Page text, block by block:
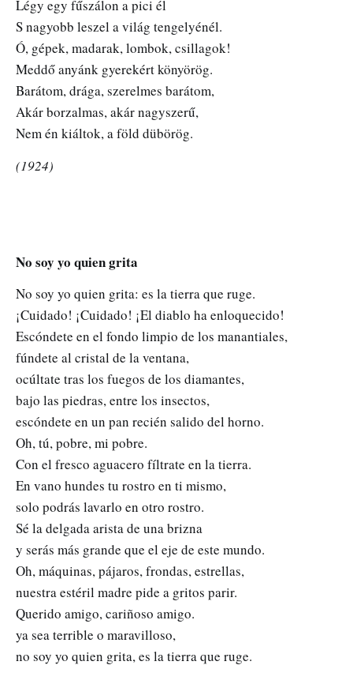
Légy egy fűszálon a pici él
S nagyobb leszel a világ tengelyénél.
Ó, gépek, madarak, lombok, csillagok!
Meddő anyánk gyerekért könyörög.
Barátom, drága, szerelmes barátom,
Akár borzalmas, akár nagyszerű,
Nem én kiáltok, a föld dübörög.
(1924)
No soy yo quien grita
No soy yo quien grita: es la tierra que ruge.
¡Cuidado! ¡Cuidado! ¡El diablo ha enloquecido!
Escóndete en el fondo limpio de los manantiales,
fúndete al cristal de la ventana,
ocúltate tras los fuegos de los diamantes,
bajo las piedras, entre los insectos,
escóndete en un pan recién salido del horno.
Oh, tú, pobre, mi pobre.
Con el fresco aguacero fíltrate en la tierra.
En vano hundes tu rostro en ti mismo,
solo podrás lavarlo en otro rostro.
Sé la delgada arista de una brizna
y serás más grande que el eje de este mundo.
Oh, máquinas, pájaros, frondas, estrellas,
nuestra estéril madre pide a gritos parir.
Querido amigo, cariñoso amigo.
ya sea terrible o maravilloso,
no soy yo quien grita, es la tierra que ruge.